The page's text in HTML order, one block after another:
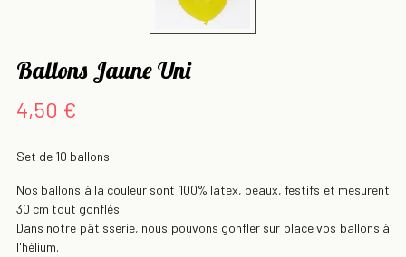
Ballons Jaune Uni
4,50 €
Set de 10 ballons
Nos ballons à la couleur sont 100% latex, beaux, festifs et mesurent
30 cm tout gonflés.
Dans notre pâtisserie, nous pouvons gonfler sur place vos ballons à
l'hélium.